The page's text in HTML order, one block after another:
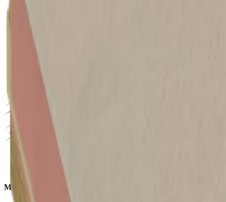
Meer ruimte